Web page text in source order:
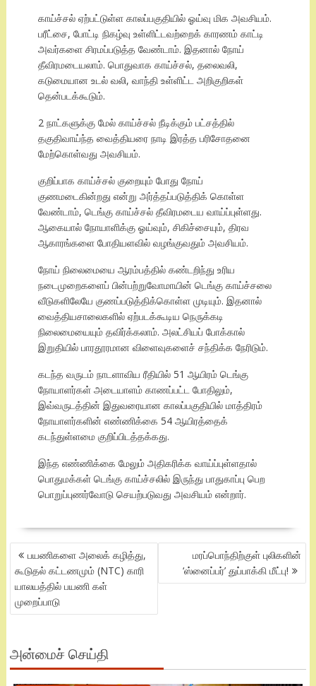
காய்ச்சல் ஏற்பட்டுள்ள காலப்பகுதியில் ஓய்வு மிக அவசியம்.
பரீட்சை, போட்டி நிகழ்வு உள்ளிட்டவற்றைக் காரணம் காட்டி
அவர்களை சிரமப்படுத்த வேண்டாம். இதனால் நோய்
தீவிரமடையலாம். பொதுவாக காய்ச்சல், தலைவலி,
கடுமையான உடல் வலி, வாந்தி உள்ளிட்ட அறிகுறிகள்
தென்படக்கூடும்.
2 நாட்களுக்கு மேல் காய்ச்சல் நீடிக்கும் பட்சத்தில்
தகுதிவாய்ந்த வைத்தியரை நாடி இரத்த பரிசோதனை
மேற்கொள்வது அவசியம்.
குறிப்பாக காய்ச்சல் குறையும் போது நோய்
குணமடைகின்றது என்று அர்த்தப்படுத்திக் கொள்ள
வேண்டாம், டெங்கு காய்ச்சல் தீவிரமடைய வாய்ப்புள்ளது.
ஆகையால் நோயாளிக்கு ஓய்வும், சிகிச்சையும், திரவ
ஆகாரங்களை போதியளவில் வழங்குவதும் அவசியம்.
நோய் நிலைமையை ஆரம்பத்தில் கண்டறிந்து உரிய
நடைமுறைகளைப் பின்பற்றுவோமாயின் டெங்கு காய்ச்சலை
வீடுகளிலேயே குணப்படுத்திக்கொள்ள முடியும். இதனால்
வைத்தியசாலைகளில் ஏற்படக்கூடிய நெருக்கடி
நிலைமையையும் தவிர்க்கலாம். அலட்சியப் போக்கால்
இறுதியில் பாரதூரமான விளைவுகளைச் சந்திக்க நேரிடும்.
கடந்த வருடம் நாடளாவிய ரீதியில் 51 ஆயிரம் டெங்கு
நோயாளர்கள் அடையாளம் காணப்பட்ட போதிலும்,
இவ்வருடத்தின் இதுவரையான காலப்பகுதியில் மாத்திரம்
நோயாளர்களின் எண்ணிக்கை 54 ஆயிரத்தைக்
கடந்துள்ளமை குறிப்பிடத்தக்கது.
இந்த எண்ணிக்கை மேலும் அதிகரிக்க வாய்ப்புள்ளதால்
பொதுமக்கள் டெங்கு காய்ச்சலில் இருந்து பாதுகாப்பு பெற
பொறுப்புணர்வோடு செயற்படுவது அவசியம் என்றார்.
POST
NAVIGATION
பயணிகளை அலைக் கழித்து,
கூடுதல் கட்டணமும் (NTC) காரி
யாலயத்தில் பயணி கள்
முறைப்பாடு
மரப்பொந்திற்குள் புலிகளின்
‘ஸ்னைப்பர்’ துப்பாக்கி மீட்பு!
அன்மைச் செய்தி